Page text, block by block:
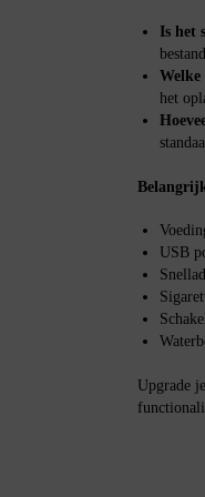
Is het
het
USB
Upgrade